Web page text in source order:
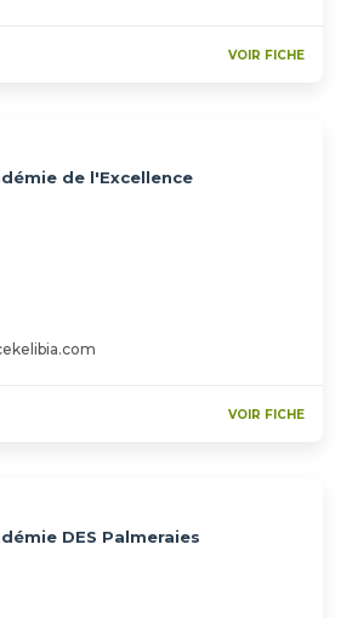
VOIR FICHE
de l'Excellence
VOIR FICHE
DES Palmeraies